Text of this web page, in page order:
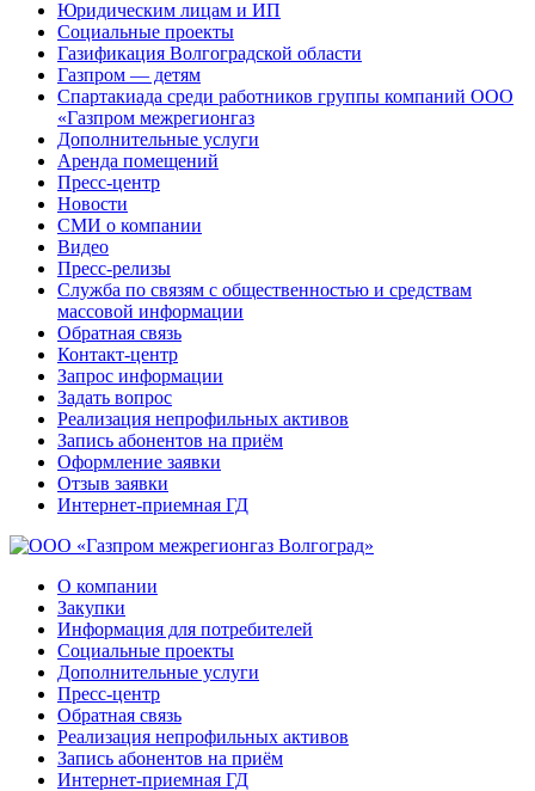
Юридическим лицам и ИП
Социальные проекты
Газификация Волгоградской области
Газпром — детям
Спартакиада среди работников группы компаний ООО
«Газпром межрегионгаз
Дополнительные услуги
Аренда помещений
Пресс-центр
Новости
СМИ о компании
Видео
Пресс-релизы
Служба по связям с общественностью и средствам
массовой информации
Обратная связь
Контакт-центр
Запрос информации
Задать вопрос
Реализация непрофильных активов
Запись абонентов на приём
Оформление заявки
Отзыв заявки
Интернет-приемная ГД
О компании
Закупки
Информация для потребителей
Социальные проекты
Дополнительные услуги
Пресс-центр
Обратная связь
Реализация непрофильных активов
Запись абонентов на приём
Интернет-приемная ГД